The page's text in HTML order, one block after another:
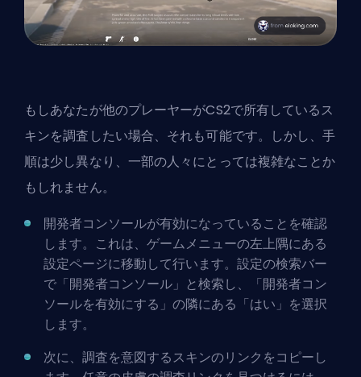
もしあなたが他のプレーヤーがCS2で所有しているス
キンを調査したい場合、それも可能です。しかし、手
順は少し異なり、一部の人々にとっては複雑なことか
もしれません。
開発者コンソールが有効になっていることを確認
します。これは、ゲームメニューの左上隅にある
設定ページに移動して行います。設定の検索バー
で「開発者コンソール」と検索し、「開発者コン
ソールを有効にする」の隣にある「はい」を選択
します。
次に、調査を意図するスキンのリンクをコピーし